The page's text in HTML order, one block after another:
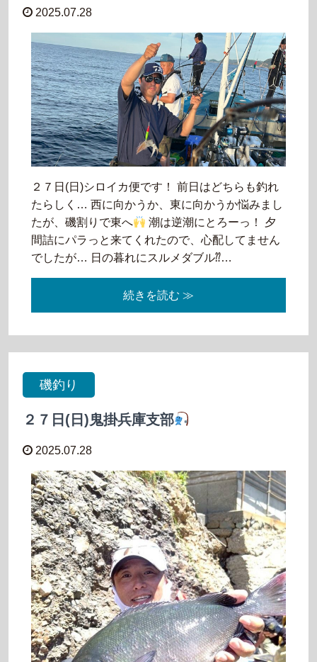
2025.07.28
２７日(日)シロイカ便です！ 前日はどちらも釣れ
たらしく… 西に向かうか、東に向かうか悩みまし
たが、磯割りで東へ
潮は逆潮にとろーっ！ 夕
間詰にパラっと来てくれたので、心配してません
でしたが… 日の暮れにスルメダブル⁇…
続きを読む ≫
磯釣り
２７日(日)鬼掛兵庫支部
2025.07.28